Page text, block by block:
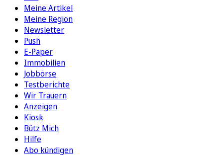
Meine Artikel
Meine Region
Newsletter
Push
E-Paper
Immobilien
Jobbörse
Testberichte
Wir Trauern
Anzeigen
Kiosk
Bütz Mich
Hilfe
Abo kündigen